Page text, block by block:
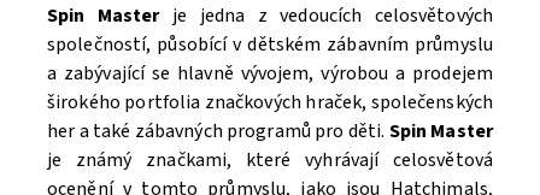
Spin Masterje jedna z vedoucích celosvětových
společností, působící v dětském zábavním průmyslu
a zabývající se hlavně vývojem, výrobou a prodejem
širokého portfolia značkových hraček, společenských
her a také zábavných programů pro děti. Spin Master
je známý značkami, které vyhrávají celosvětová
ocenění v tomto průmyslu, jako jsou Hatchimals,